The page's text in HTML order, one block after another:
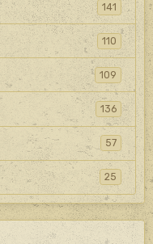
141
110
109
136
57
25